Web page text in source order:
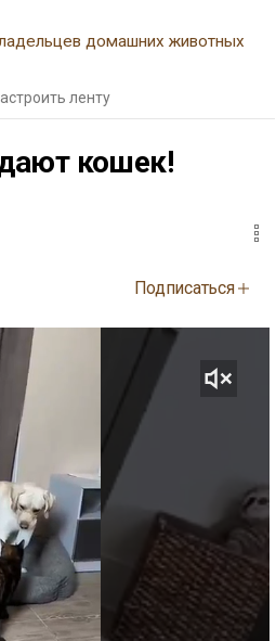
домашних животных
ленту
кошек!
Подписаться